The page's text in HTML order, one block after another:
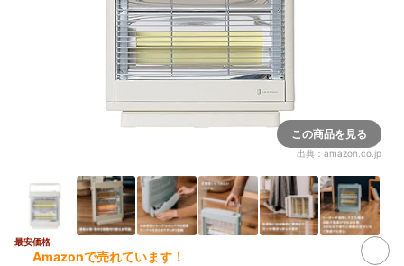
この商品を見る
出典： amazon.co.jp
最安価格
Amazonで売れています！